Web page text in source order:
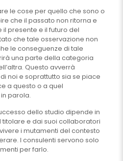
le cose per quello che sono o
che il passato non ritorna e
presente e il futuro del
che tale osservazione non
le conseguenze di tale
una parte della categoria
Questo avverrà
noi e soprattutto sia se piace
a questo o a quel
parola.
dello studio dipende in
e dai suoi collaboratori
i mutamenti del contesto
I consulenti servono solo
per farlo.